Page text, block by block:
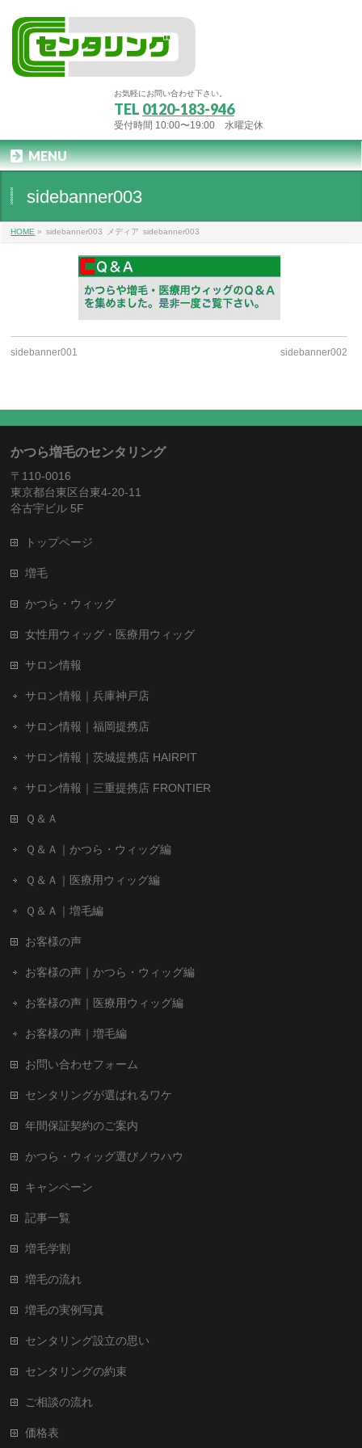
お気軽にお問い合わせ下さい。
TEL 0120-183-946
受付時間 10:00〜19:00 水曜定休
MENU
sidebanner003
HOME » sidebanner003 メディア sidebanner003
sidebanner001 sidebanner002
かつら増毛のセンタリング
〒110-0016
東京都台東区台東4-20-11
谷古宇ビル 5F
トップページ
増毛
かつら・ウィッグ
女性用ウィッグ・医療用ウィッグ
サロン情報
サロン情報｜兵庫神戸店
サロン情報｜福岡提携店
サロン情報｜茨城提携店 HAIRPIT
サロン情報｜三重提携店 FRONTIER
Ｑ＆Ａ
Ｑ＆Ａ｜かつら・ウィッグ編
Ｑ＆Ａ｜医療用ウィッグ編
Ｑ＆Ａ｜増毛編
お客様の声
お客様の声｜かつら・ウィッグ編
お客様の声｜医療用ウィッグ編
お客様の声｜増毛編
お問い合わせフォーム
センタリングが選ばれるワケ
年間保証契約のご案内
かつら・ウィッグ選びノウハウ
キャンペーン
記事一覧
増毛学割
増毛の流れ
増毛の実例写真
センタリング設立の思い
センタリングの約束
ご相談の流れ
価格表